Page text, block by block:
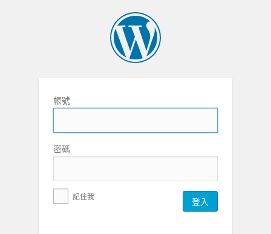
帳號
密碼
記住我